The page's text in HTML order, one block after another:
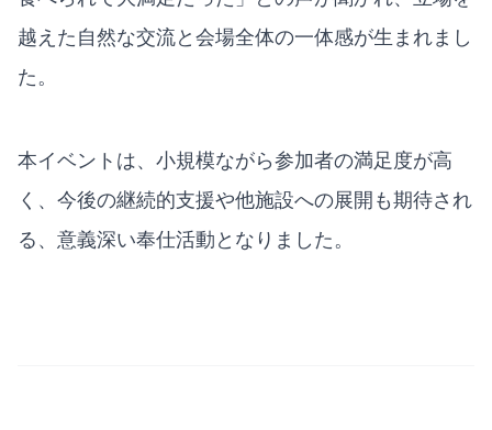
越えた自然な交流と会場全体の一体感が生まれまし
た。
本イベントは、小規模ながら参加者の満足度が高
く、今後の継続的支援や他施設への展開も期待され
る、意義深い奉仕活動となりました。